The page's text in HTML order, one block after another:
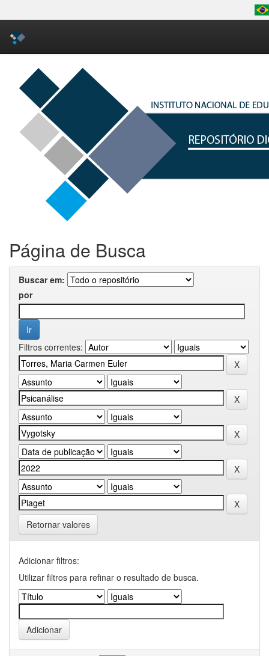
Skip
navigation
Página de Busca
Buscar em:
por
Filtros correntes:
Retornar valores
Adicionar filtros:
Utilizar filtros para refinar o resultado de busca.